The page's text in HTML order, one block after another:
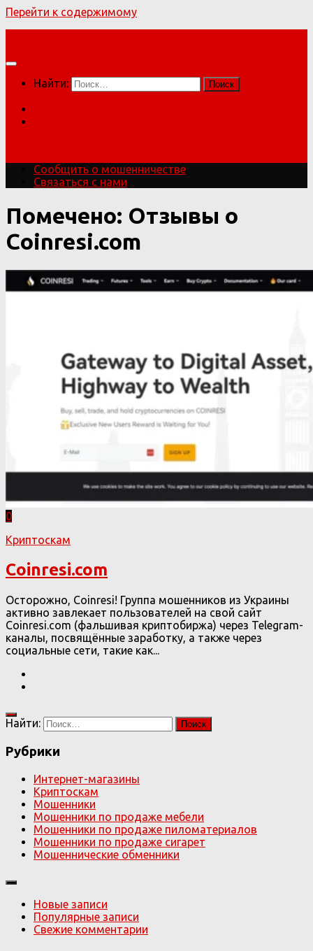
Перейти к содержимому
Найти:
Сообщить о мошенничестве
Связаться с нами
Помечено: Отзывы о
Coinresi.com
0
Криптоскам
Coinresi.com
Осторожно, Coinresi! Группа мошенников из Украины
активно завлекает пользователей на свой сайт
Coinresi.com (фальшивая криптобиржа) через Telegram-
каналы, посвящённые заработку, а также через
социальные сети, такие как...
Найти:
Рубрики
Интернет-магазины
Криптоскам
Мошенники
Мошенники по продаже мебели
Мошенники по продаже пиломатериалов
Мошенники по продаже сигарет
Мошеннические обменники
Новые записи
Популярные записи
Свежие комментарии